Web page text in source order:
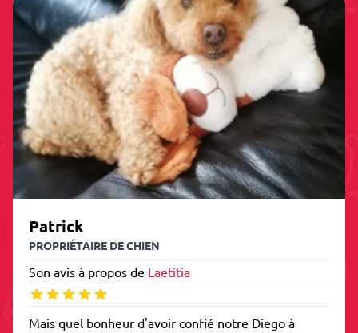
Patrick
PROPRIÉTAIRE DE CHIEN
Son avis à propos de Laetitia
Mais quel bonheur d'avoir confié notre Diego à